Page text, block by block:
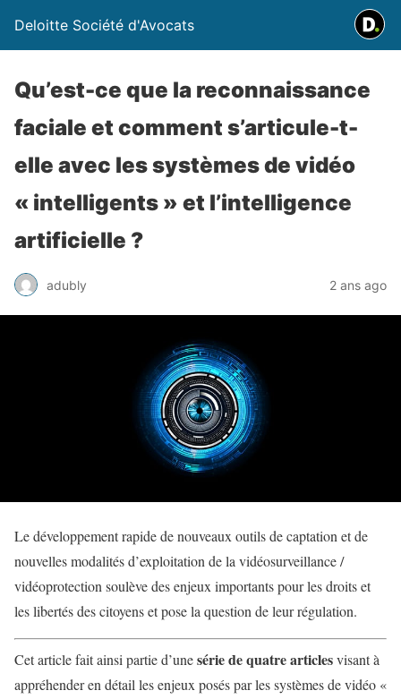
Deloitte Société d'Avocats
Qu’est-ce que la reconnaissance
faciale et comment s’articule-t-
elle avec les systèmes de vidéo
« intelligents » et l’intelligence
artificielle ?
adubly 2 ans ago
Le développement rapide de nouveaux outils de captation et de
nouvelles modalités d’exploitation de la vidéosurveillance /
vidéoprotection soulève des enjeux importants pour les droits et
les libertés des citoyens et pose la question de leur régulation.
Cet article fait ainsi partie d’unesérie de quatre articlesvisant à
appréhender en détail les enjeux posés par les systèmes de vidéo «